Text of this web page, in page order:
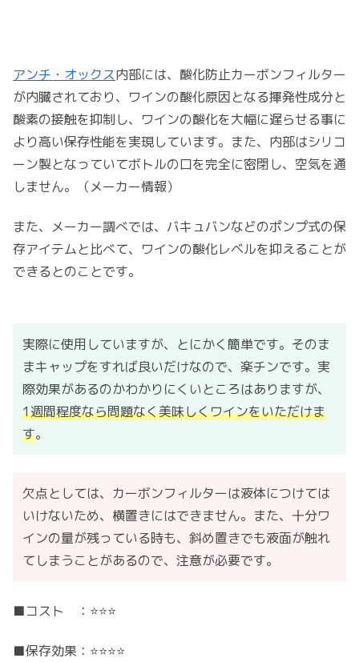
アンチ・オックス内部には、酸化防止カーボンフィルター
が内臓されており、ワインの酸化原因となる揮発性成分と
酸素の接触を抑制し、ワインの酸化を大幅に遅らせる事に
より高い保存性能を実現しています。また、内部はシリコ
ーン製となっていてボトルの口を完全に密閉し、空気を通
しません。（メーカー情報）
また、メーカー調べでは、バキュバンなどのポンプ式の保
存アイテムと比べて、ワインの酸化レベルを抑えることが
できるとのことです。
実際に使用していますが、とにかく簡単です。そのま
まキャップをすれば良いだけなので、楽チンです。実
際効果があるのかわかりにくいところはありますが、
1週間程度なら問題なく美味しくワインをいただけま
す。
欠点としては、カーボンフィルターは液体につけては
いけないため、横置きにはできません。また、十分ワ
インの量が残っている時も、斜め置きでも液面が触れ
てしまうことがあるので、注意が必要です。
■コスト ：⭐️⭐️⭐️
■保存効果：⭐️⭐️⭐️⭐️